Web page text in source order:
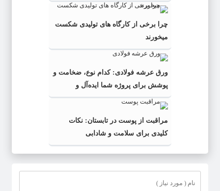
چرا برخی از کارگاه‌ های تولیدی شکست
میخورند
ورق عرشه فولادی: کدام نوع، ضخامت و
پوشش برای پروژه شما ایده‌آل و
به‌صرفه‌تر است؟
مراقبت از پوست در تابستان: نکات
کلیدی برای سلامت و شادابی